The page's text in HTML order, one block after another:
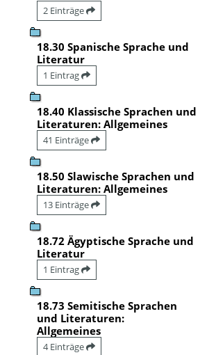
2 Einträge
18.30 Spanische Sprache und
Literatur
1 Eintrag
18.40 Klassische Sprachen und
Literaturen: Allgemeines
41 Einträge
18.50 Slawische Sprachen und
Literaturen: Allgemeines
13 Einträge
18.72 Ägyptische Sprache und
Literatur
1 Eintrag
18.73 Semitische Sprachen
und Literaturen:
Allgemeines
4 Einträge